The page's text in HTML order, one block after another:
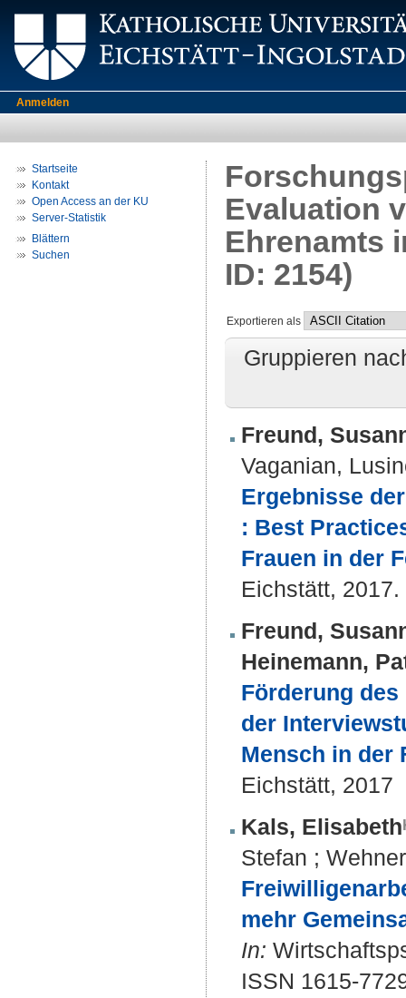
Anmelden
Startseite
Kontakt
Open Access an der KU
Server-Statistik
Blättern
Suchen
Evaluation
Ehrenamts
ID: 2154)
Exportieren als
Gruppieren
Freund,
Vaganian,
Ergebnisse
: Best
Frauen in der
Eichstätt, 2017.
Freund,
Heinemann,
Förderung des
der
Mensch in der
Eichstätt, 2017
Kals, Elisabeth
Stefan ;
mehr
In:
ISSN 1615-